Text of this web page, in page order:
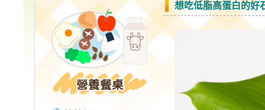
想吃低脂高蛋白的